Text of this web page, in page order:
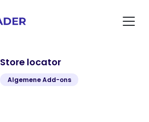
Store locator
Algemene Add-ons